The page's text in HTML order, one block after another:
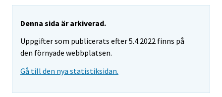
Denna sida är arkiverad.
Uppgifter som publicerats efter 5.4.2022 finns på
den förnyade webbplatsen.
Gå till den nya statistiksidan.